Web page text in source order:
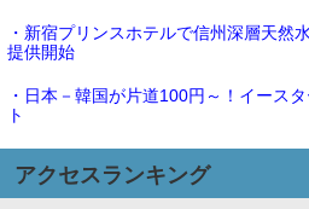
・新宿プリンスホテルで信州深層天然
提供開始
・日本－韓国が片道100円～！イース
ト
アクセスランキング